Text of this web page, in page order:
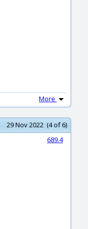
More
29 Nov 2022 (4 of 6)
689.4